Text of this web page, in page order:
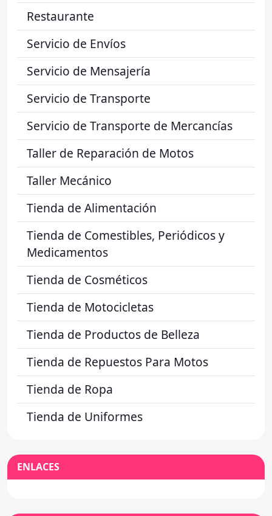
Restaurante
Servicio de Envíos
Servicio de Mensajería
Servicio de Transporte
Servicio de Transporte de Mercancías
Taller de Reparación de Motos
Taller Mecánico
Tienda de Alimentación
Tienda de Comestibles, Periódicos y
Medicamentos
Tienda de Cosméticos
Tienda de Motocicletas
Tienda de Productos de Belleza
Tienda de Repuestos Para Motos
Tienda de Ropa
Tienda de Uniformes
ENLACES